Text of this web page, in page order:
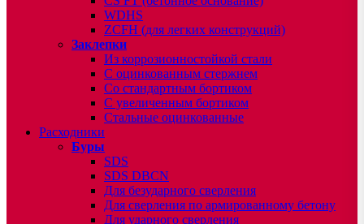
WDHS
ZCFH (для легких конструкций)
Заклепки
Из коррозионностойкой стали
С оцинкованным стержнем
Со стандартным бортиком
С увеличенным бортиком
Стальные оцинкованные
Расходники
Буры
SDS
SDS DBCN
Для безударного сверления
Для сверления по армированному бетону
Для ударного сверления